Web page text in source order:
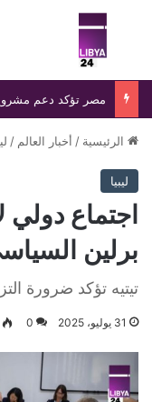
بحث عن
الرئيسية / أخبار العالم /
ليبيا
اجتماع
برلين
تيتيه تؤكد ضرورة
31 يوليو، 2025 0